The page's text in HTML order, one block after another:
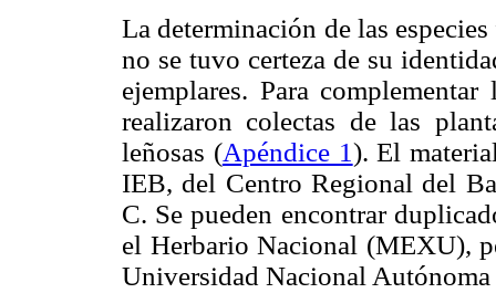
La determinación de las
no se tuvo certeza de su
ejemplares. Para
realizaron colectas de las
leñosas (Apéndice 1). El
IEB, del Centro Regional del
C. Se pueden encontrar
el Herbario Nacional (MEXU),
Universidad Nacional